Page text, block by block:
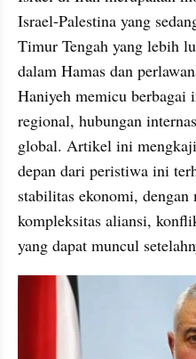
Israel-Palestina yang
Timur Tengah yang lebih
dalam Hamas dan
Haniyeh memicu
regional, hubungan
global. Artikel ini
depan dari peristiwa ini
stabilitas ekonomi,
kompleksitas aliansi,
yang dapat muncul